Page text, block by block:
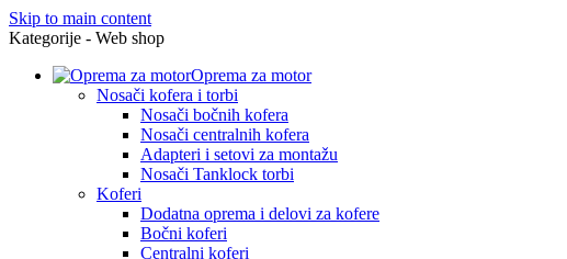
Skip to main content
Kategorije - Web shop
Oprema za motor
Nosači kofera i torbi
Nosači bočnih kofera
Nosači centralnih kofera
Adapteri i setovi za montažu
Nosači Tanklock torbi
Koferi
Dodatna oprema i delovi za kofere
Bočni koferi
Centralni koferi